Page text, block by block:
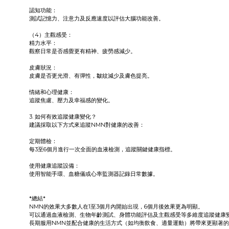
認知功能：
測試記憶力、注意力及反應速度以評估大腦功能改善。
（4）主觀感受：
精力水平：
觀察日常是否感覺更有精神、疲勞感減少。
皮膚狀況：
皮膚是否更光滑、有彈性，皺紋減少及膚色提亮。
情緒和心理健康：
追蹤焦慮、壓力及幸福感的變化。
3. 如何有效追蹤健康變化？
建議採取以下方式來追蹤NMN對健康的改善：
定期體檢：
每3至6個月進行一次全面的血液檢測，追蹤關鍵健康指標。
使用健康追蹤設備：
使用智能手環、血糖儀或心率監測器記錄日常數據。
*總結*
NMN的效果大多數人在1至3個月內開始出現，6個月後效果更為明顯。
可以通過血液檢測、生物年齡測試、身體功能評估及主觀感受等多維度追蹤健康
長期服用NMN並配合健康的生活方式（如均衡飲食、適量運動）將帶來更顯著的